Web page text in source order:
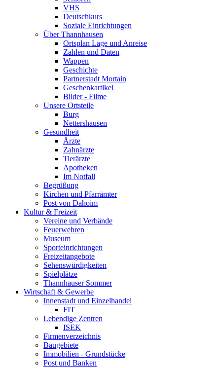
VHS
Deutschkurs
Soziale Einrichtungen
Über Thannhausen
Ortsplan Lage und Anreise
Zahlen und Daten
Wappen
Geschichte
Partnerstadt Mortain
Geschenkartikel
Bilder - Filme
Unsere Ortsteile
Burg
Nettershausen
Gesundheit
Ärzte
Zahnärzte
Tierärzte
Apotheken
Im Notfall
Begrüßung
Kirchen und Pfarrämter
Post von Dahoim
Kultur & Freizeit
Vereine und Verbände
Feuerwehren
Museum
Sporteinrichtungen
Freizeitangebote
Sehenswürdigkeiten
Spielplätze
Thannhauser Sommer
Wirtschaft & Gewerbe
Innenstadt und Einzelhandel
FIT
Lebendige Zentren
ISEK
Firmenverzeichnis
Baugebiete
Immobilien - Grundstücke
Post und Banken